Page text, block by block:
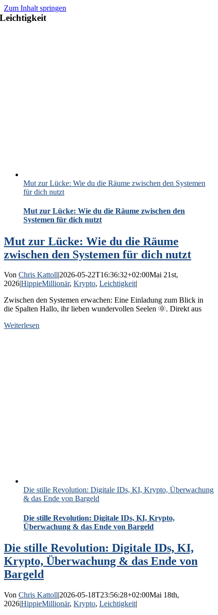
Zum Inhalt springen
Leichtigkeit
Mut zur Lücke: Wie du die Räume zwischen den Systemen
für dich nutzt
Mut zur Lücke: Wie du die Räume zwischen den
Systemen für dich nutzt
Mut zur Lücke: Wie du die Räume
zwischen den Systemen für dich nutzt
Von Chris Kattoll|2026-05-22T16:36:32+02:00Mai 21st,
2026|HippieMillionär, Krypto, Leichtigkeit|
Zwischen den Systemen erwachen: Eine Einladung zum Blick in
die Spalten Hallo, ihr lieben wundervollen Seelen 🌞. Direkt aus
Weiterlesen
Die stille Revolution: Digitale IDs, KI, Krypto, Überwachung
& das Ende von Bargeld
Die stille Revolution: Digitale IDs, KI, Krypto,
Überwachung & das Ende von Bargeld
Die stille Revolution: Digitale IDs, KI,
Krypto, Überwachung & das Ende von
Bargeld
Von Chris Kattoll|2026-05-18T23:56:28+02:00Mai 18th,
2026|HippieMillionär, Krypto, Leichtigkeit|